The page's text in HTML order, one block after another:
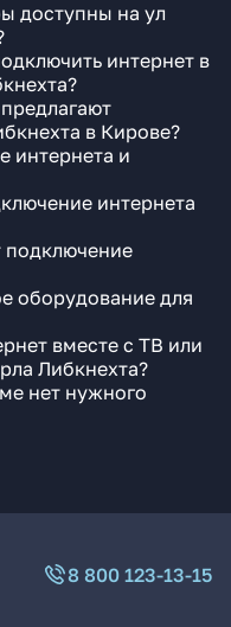
доступны на ул
интернет в
в Кирове?
интернета и
интернета
подключение
оборудование для
вместе с ТВ или
Либкнехта?
нет нужного
8 800 123-13-15